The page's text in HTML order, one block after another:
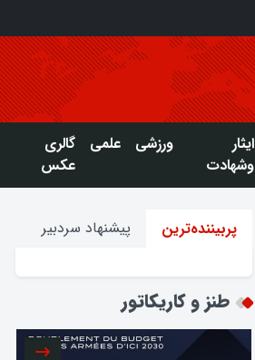
ایثار
وشهادت
ورزشی علمی
گالری
عکس
پربیننده‌ترین پیشنهاد سردبیر
طنز و کاریکاتور